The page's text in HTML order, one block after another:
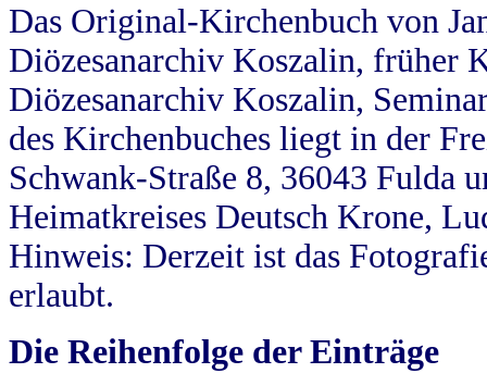
Das Original-Kirchenbuch von
Diözesanarchiv Koszalin, früher
Diözesanarchiv Koszalin,
des Kirchenbuches liegt in der
Schwank-Straße 8, 36043 Fulda
Heimatkreises Deutsch Krone,
Hinweis: Derzeit ist das
erlaubt.
Die Reihenfolge der Einträge